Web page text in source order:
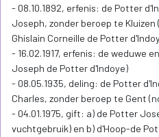
- 08.10.1892, erfenis: de Potter
Joseph, zonder beroep te
Ghislain Corneille de Potter
- 16.02.1917, erfenis: de weduwe
Joseph de Potter d'Indoye)
- 08.05.1935, deling: de Potter
Charles, zonder beroep te Gent
- 04.01.1975, gift: a) de Potter
vuchtgebruik) en b) d'Hoop-de